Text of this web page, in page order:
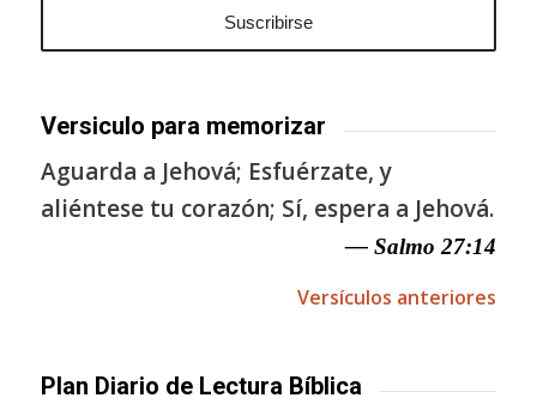
Versiculo para memorizar
Aguarda a Jehová; Esfuérzate, y
aliéntese tu corazón; Sí, espera a Jehová.
— Salmo 27:14
Versículos anteriores
Plan Diario de Lectura Bíblica